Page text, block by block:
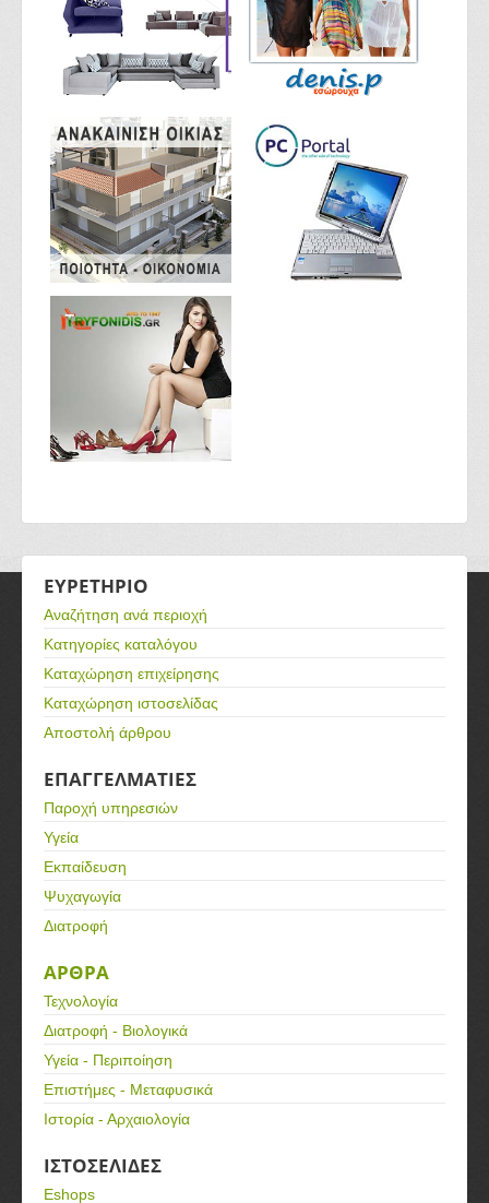
ΕΥΡΕΤΗΡΙΟ
Αναζήτηση ανά περιοχή
Κατηγορίες καταλόγου
Καταχώρηση επιχείρησης
Καταχώρηση ιστοσελίδας
Αποστολή άρθρου
ΕΠΑΓΓΕΛΜΑΤΙΕΣ
Παροχή υπηρεσιών
Υγεία
Εκπαίδευση
Ψυχαγωγία
Διατροφή
ΑΡΘΡΑ
Τεχνολογία
Διατροφή - Βιολογικά
Υγεία - Περιποίηση
Επιστήμες - Μεταφυσικά
Ιστορία - Αρχαιολογία
ΙΣΤΟΣΕΛΙΔΕΣ
Eshops